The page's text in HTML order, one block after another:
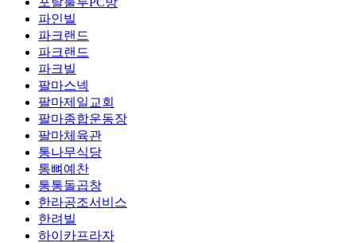
파인빌
파크랜드
파크랜드
파크빌
팔마스넥
팔마제일교회
팔마종합운동장
팔마체육관
통나무식당
통뼈예찬
통통돌곱창
한라공조서비스
한려빌
하이카프라자